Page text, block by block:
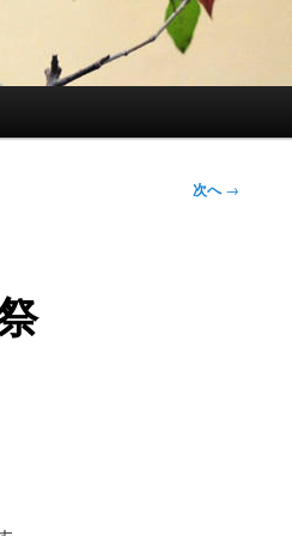
次へ→